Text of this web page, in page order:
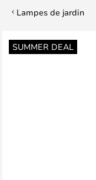
Lampes de jardin
SUMMER DEAL
Skip
to